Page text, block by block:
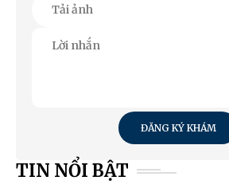
ĐĂNG KÝ KHÁM
TIN NỔI BẬT